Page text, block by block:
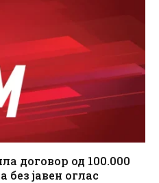
договор од 100.000
без јавен оглас